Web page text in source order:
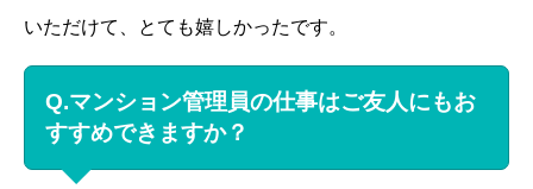
いただけて、とても嬉しかったです。
Q.マンション管理員の仕事はご友人にもお
すすめできますか？